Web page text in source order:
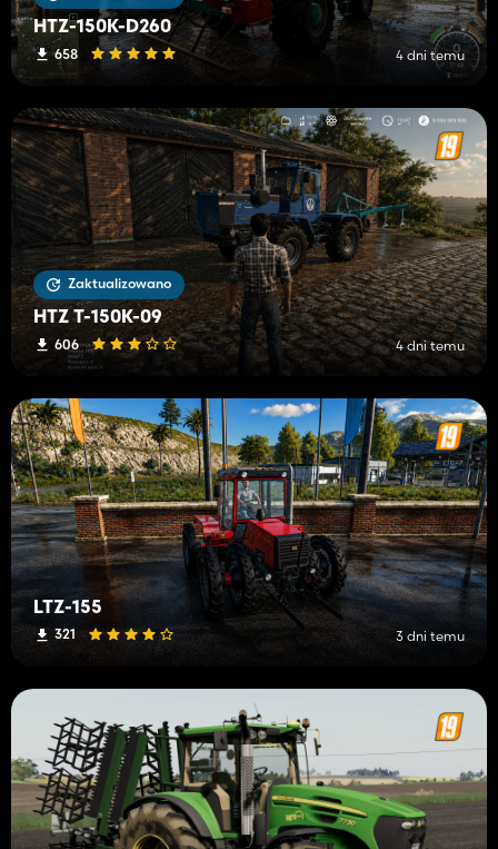
HTZ-150K-D260
658 4 dni temu
Zaktualizowano
HTZ T-150K-09
606 4 dni temu
LTZ-155
321 3 dni temu